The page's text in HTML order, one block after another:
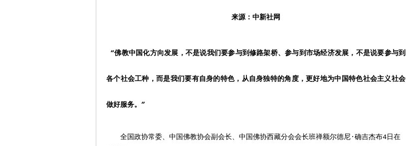
来源：中新社网
“佛教中国化方向发展，不是说我们要参与到修路架桥、参与到市场经济发展，不是说要参与到
各个社会工种，而是我们要有自身的特色，从自身独特的角度，更好地为中国特色社会主义社会
做好服务。”
全国政协常委、中国佛教协会副会长、中国佛协西藏分会会长班禅额尔德尼·确吉杰布4日在